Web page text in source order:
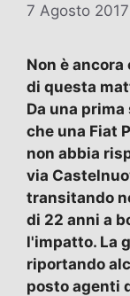
7 Agosto 2017
Non è
di questa
Da una
che una Fiat
non abbia
via
transitando
di 22 anni a
l'impatto. La
riportando
posto agenti